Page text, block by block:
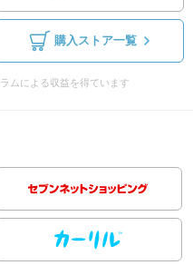
購入ストア一覧
ムによる収益を得ています